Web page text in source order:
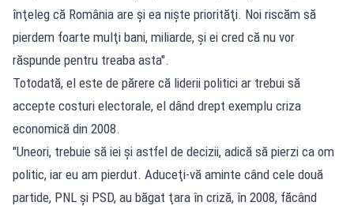
înţeleg că România are şi ea nişte priorităţi. Noi riscăm să
pierdem foarte mulţi bani, miliarde, şi ei cred că nu vor
răspunde pentru treaba asta".
Totodată, el este de părere că liderii politici ar trebui să
accepte costuri electorale, el dând drept exemplu criza
economică din 2008.
"Uneori, trebuie să iei şi astfel de decizii, adică să pierzi ca om
politic, iar eu am pierdut. Aduceţi-vă aminte când cele două
partide, PNL şi PSD, au băgat ţara în criză, în 2008, făcând